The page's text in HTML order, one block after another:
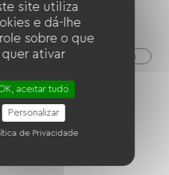
(2 x 90cm)
48 Lits 90cm
site utiliza
e dá-lhe
sobre o que
quer ativar
aceitar tudo
Personalizar
de Privacidade